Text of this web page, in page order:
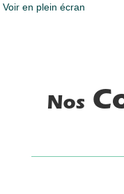
Voir en plein écran
Nos